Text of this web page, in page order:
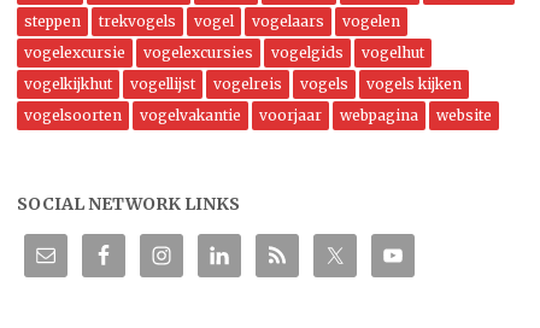
steppen
trekvogels vogel vogelaars
vogelen
vogelexcursie
vogelexcursies vogelgids
vogelhut
vogelkijkhut
vogellijst vogelreis vogels
vogels kijken
vogelsoorten
vogelvakantie voorjaar webpagina website
SOCIAL NETWORK LINKS